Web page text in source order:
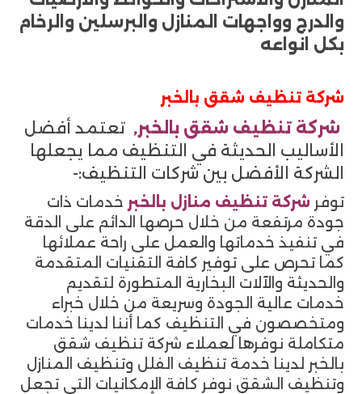
والدرج وواجهات المنازل والبرسلين والرخام
بكل انواعه
شركة تنظيف شقق بالخبر
شركة تنظيف شقق بالخبر, تعتمد أفضل
الأساليب الحديثة في التنظيف مما يجعلها
الشركة الأفضل بين شركات التنظيف:-
توفر شركة تنظيف منازل بالخبر خدمات ذات
جودة مرتفعة من خلال حرصها الدائم على الدقة
في تنفيذ خدماتها والعمل على راحة عملائها
كما تحرص على توفير كافة التقنيات المتقدمة
والحديثة والآلات البخارية المتطورة لتقديم
خدمات عالية الجودة وسريعة من خلال خبراء
ومتخصصون في التنظيف كما أننا لدينا خدمات
متكاملة نوفرها لعملاء شركة تنظيف شقق
بالخبر لدينا خدمة تنظيف الفلل وتنظيف المنازل
وتنظيف الشقق نوفر كافة الإمكانيات التي تجعل